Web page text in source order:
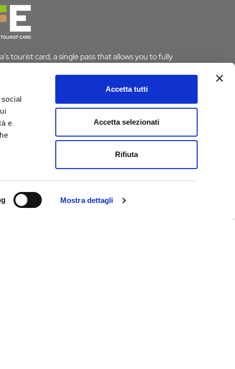
e
Mostra dettagli
Accetta tutti
Accetta selezionati
Rifiuta
tourist card, a single pass that allows you to fully
from the tourist tax.
CARD